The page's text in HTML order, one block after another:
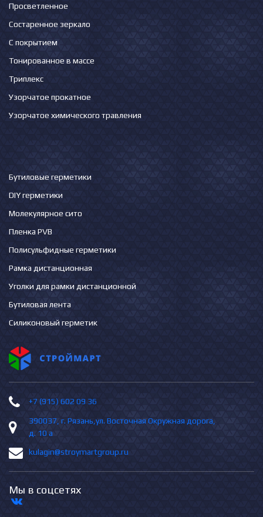
Просветленное
Состаренное зеркало
С покрытием
Тонированное в массе
Триплекс
Узорчатое прокатное
Узорчатое химического травления
Бутиловые герметики
DIY герметики
Молекулярное сито
Пленка PVB
Полисульфидные герметики
Рамка дистанционная
Уголки для рамки дистанционной
Бутиловая лента
Силиконовый герметик
+7 (915) 602 09 36
390037, г. Рязань,ул. Восточная Окружная дорога,
д. 10 а
kulagin@stroymartgroup.ru
Мы в соцсетях